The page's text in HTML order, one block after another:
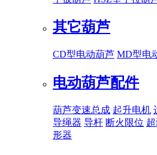
其它葫芦
CD型电动葫芦 MD型电
电动葫芦配件
葫芦变速总成 起升电机
导绳器 导杆 断火限位
形器